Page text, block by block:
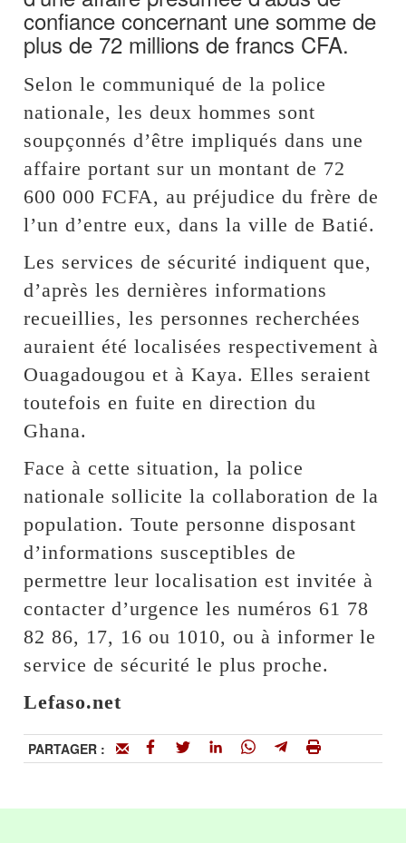
confiance concernant une somme de
plus de 72 millions de francs CFA.
Selon le communiqué de la police
nationale, les deux hommes sont
soupçonnés d’être impliqués dans une
affaire portant sur un montant de 72
600 000 FCFA, au préjudice du frère de
l’un d’entre eux, dans la ville de Batié.
Les services de sécurité indiquent que,
d’après les dernières informations
recueillies, les personnes recherchées
auraient été localisées respectivement à
Ouagadougou et à Kaya. Elles seraient
toutefois en fuite en direction du
Ghana.
Face à cette situation, la police
nationale sollicite la collaboration de la
population. Toute personne disposant
d’informations susceptibles de
permettre leur localisation est invitée à
contacter d’urgence les numéros 61 78
82 86, 17, 16 ou 1010, ou à informer le
service de sécurité le plus proche.
Lefaso.net
PARTAGER :